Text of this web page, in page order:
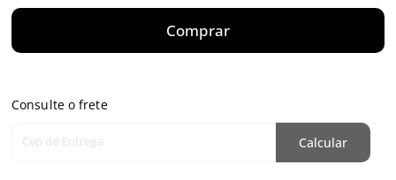
Comprar
Consulte o frete
Cep de Entrega Calcular